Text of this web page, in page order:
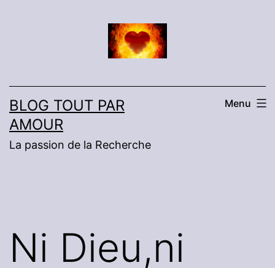
BLOG TOUT PAR
AMOUR
La passion de la Recherche
Menu
Ni Dieu,ni